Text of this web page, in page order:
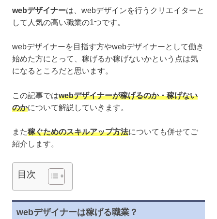
webデザイナーは、webデザインを行うクリエイターと
して人気の高い職業の1つです。
webデザイナーを目指す方やwebデザイナーとして働き
始めた方にとって、稼げるか稼げないかという点は気
になるところだと思います。
この記事ではwebデザイナーが稼げるのか・稼げない
のかについて解説していきます。
また稼ぐためのスキルアップ方法についても併せてご
紹介します。
目次
webデザイナーは稼げる職業？